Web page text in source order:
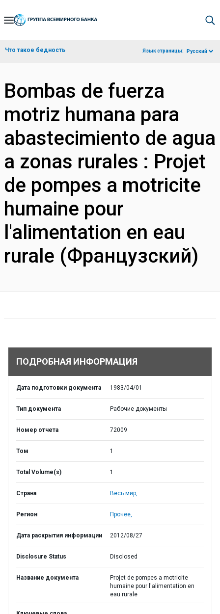
Skip
Navigation
Что такое бедность Язык страницы: Русский
Bombas de fuerza
motriz humana para
abastecimiento de agua
a zonas rurales : Projet
de pompes a motricite
humaine pour
l'alimentation en eau
rurale (Французский)
ПОДРОБНАЯ ИНФОРМАЦИЯ
Дата подготовки документа 1983/04/01
Тип документа Рабочие документы
Номер отчета 72009
Том 1
Total Volume(s) 1
Страна Весь мир,
Регион Прочее,
Дата раскрытия информации 2012/08/27
Disclosure Status Disclosed
Название документа
Projet de pompes a motricite
humaine pour l'alimentation en
eau rurale